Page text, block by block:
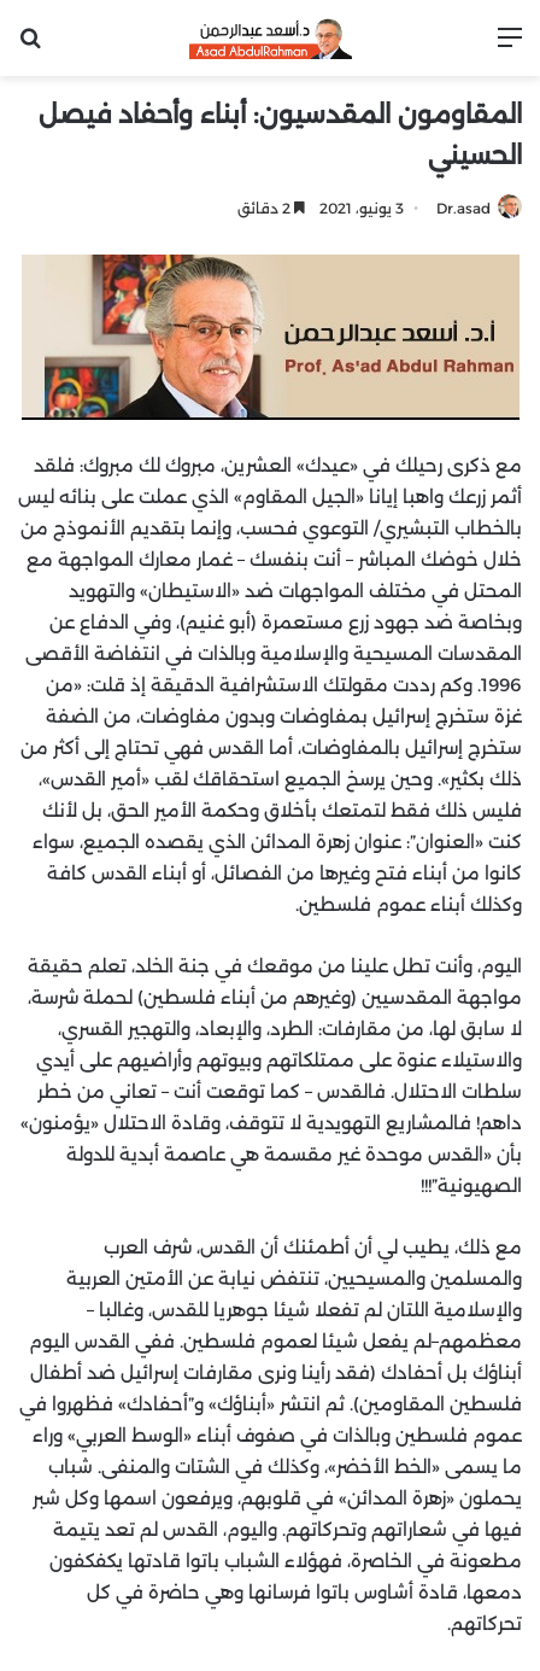
المقاومون المقدسيون: أبناء وأحفاد فيصل
الحسيني
Dr.asad 3 يونيو، 2021
مع ذكرى رحيلك في «عيدك» العشرين، مبروك لك مبروك: فلقد
أثمر زرعك واهبا إيانا «الجيل المقاوم» الذي عملت على بنائه ليس
بالخطاب التبشيري/ التوعوي فحسب، وإنما بتقديم الأنموذج من
خلال خوضك المباشر – أنت بنفسك – غمار معارك المواجهة مع
المحتل في مختلف المواجهات ضد «الاستيطان» والتهويد
وبخاصة ضد جهود زرع مستعمرة (أبو غنيم)، وفي الدفاع عن
المقدسات المسيحية والإسلامية وبالذات في انتفاضة الأقصى
1996. وكم رددت مقولتك الاستشرافية الدقيقة إذ قلت: «من
غزة ستخرج إسرائيل بمفاوضات وبدون مفاوضات، من الضفة
ستخرج إسرائيل بالمفاوضات، أما القدس فهي تحتاج إلى أكثر من
ذلك بكثير». وحين يرسخ الجميع استحقاقك لقب «أمير القدس»،
فليس ذلك فقط لتمتعك بأخلاق وحكمة الأمير الحق، بل لأنك
كنت «العنوان”: عنوان زهرة المدائن الذي يقصده الجميع، سواء
كانوا من أبناء فتح وغيرها من الفصائل، أو أبناء القدس كافة
وكذلك أبناء عموم فلسطين.
اليوم، وأنت تطل علينا من موقعك في جنة الخلد، تعلم حقيقة
مواجهة المقدسيين (وغيرهم من أبناء فلسطين) لحملة شرسة،
لا سابق لها، من مقارفات: الطرد، والإبعاد، والتهجير القسري،
والاستيلاء عنوة على ممتلكاتهم وبيوتهم وأراضيهم على أيدي
سلطات الاحتلال. فالقدس – كما توقعت أنت – تعاني من خطر
داهم! فالمشاريع التهويدية لا تتوقف، وقادة الاحتلال «يؤمنون»
بأن «القدس موحدة غير مقسمة هي عاصمة أبدية للدولة
الصهيونية”!!!
مع ذلك، يطيب لي أن أطمئنك أن القدس، شرف العرب
والمسلمين والمسيحيين، تنتفض نيابة عن الأمتين العربية
والإسلامية اللتان لم تفعلا شيئا جوهريا للقدس، وغالبا –
معظمهم–لم يفعل شيئا لعموم فلسطين. ففي القدس اليوم
أبناؤك بل أحفادك (فقد رأينا ونرى مقارفات إسرائيل ضد أطفال
فلسطين المقاومين). ثم انتشر «أبناؤك» و”أحفادك» فظهروا في
عموم فلسطين وبالذات في صفوف أبناء «الوسط العربي» وراء
ما يسمى «الخط الأخضر»، وكذلك في الشتات والمنفى. شباب
يحملون «زهرة المدائن» في قلوبهم، ويرفعون اسمها وكل شبر
فيها في شعاراتهم وتحركاتهم. واليوم، القدس لم تعد يتيمة
مطعونة في الخاصرة، فهؤلاء الشباب باتوا قادتها يكفكفون
دمعها، قادة أشاوس باتوا فرسانها وهي حاضرة في كل
تحركاتهم.